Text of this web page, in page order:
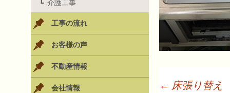
← 床張り替え
介護工事
工事の流れ
お客様の声
不動産情報
会社情報